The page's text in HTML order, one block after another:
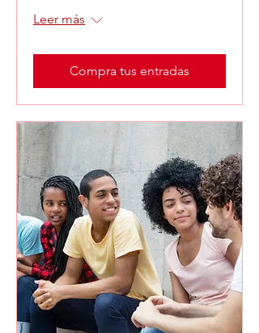
Leer más
Compra tus entradas